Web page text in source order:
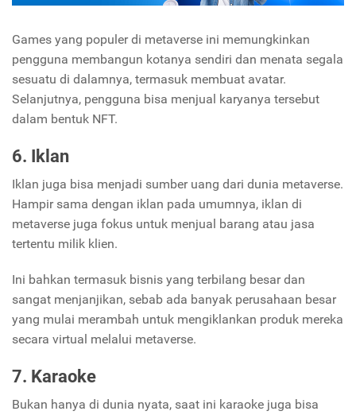
Games yang populer di metaverse ini memungkinkan
pengguna membangun kotanya sendiri dan menata segala
sesuatu di dalamnya, termasuk membuat avatar.
Selanjutnya, pengguna bisa menjual karyanya tersebut
dalam bentuk NFT.
6. Iklan
Iklan juga bisa menjadi sumber uang dari dunia metaverse.
Hampir sama dengan iklan pada umumnya, iklan di
metaverse juga fokus untuk menjual barang atau jasa
tertentu milik klien.
Ini bahkan termasuk bisnis yang terbilang besar dan
sangat menjanjikan, sebab ada banyak perusahaan besar
yang mulai merambah untuk mengiklankan produk mereka
secara virtual melalui metaverse.
7. Karaoke
Bukan hanya di dunia nyata, saat ini karaoke juga bisa